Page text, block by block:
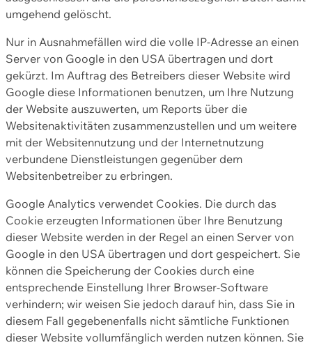
umgehend gelöscht.
Nur in Ausnahmefällen wird die volle IP-Adresse an einen
Server von Google in den USA übertragen und dort
gekürzt. Im Auftrag des Betreibers dieser Website wird
Google diese Informationen benutzen, um Ihre Nutzung
der Website auszuwerten, um Reports über die
Websitenaktivitäten zusammenzustellen und um weitere
mit der Websitennutzung und der Internetnutzung
verbundene Dienstleistungen gegenüber dem
Websitenbetreiber zu erbringen.
Google Analytics verwendet Cookies. Die durch das
Cookie erzeugten Informationen über Ihre Benutzung
dieser Website werden in der Regel an einen Server von
Google in den USA übertragen und dort gespeichert. Sie
können die Speicherung der Cookies durch eine
entsprechende Einstellung Ihrer Browser-Software
verhindern; wir weisen Sie jedoch darauf hin, dass Sie in
diesem Fall gegebenenfalls nicht sämtliche Funktionen
dieser Website vollumfänglich werden nutzen können. Sie